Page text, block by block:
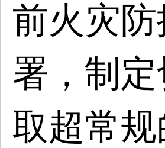
前火灾
署，制
取超常